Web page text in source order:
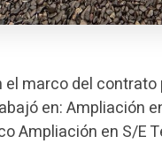
marco del
en: Ampliación
Ampliación en S/E